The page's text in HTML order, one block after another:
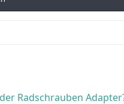
Radschrauben